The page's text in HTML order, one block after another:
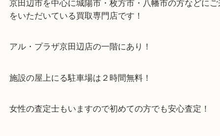
いただいた際のブログです。
プレゼントでいただいたそうなのですが使う機会が
たままだったそうです。